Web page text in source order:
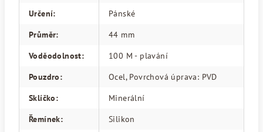
Určení:
Pánské
Průměr:
44 mm
Voděodolnost:
100 M - plavání
Pouzdro:
Ocel, Povrchová úprava: PVD
Sklíčko:
Minerální
Řemínek:
Silikon